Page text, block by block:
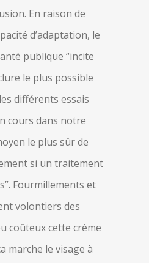
En raison de
d’adaptation, le
publique “incite
le plus possible
différents essais
cours dans notre
le plus sûr de
si un traitement
Fourmillements et
volontiers des
coûteux cette crème
marche le visage à